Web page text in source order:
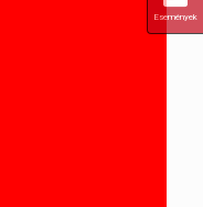
Események